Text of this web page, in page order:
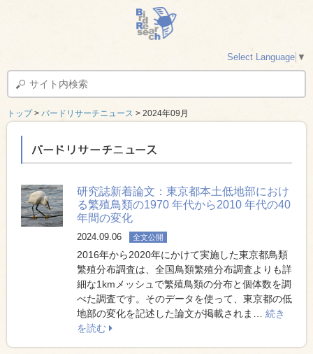
トップ> バードリサーチニュース > 2024年09月
研究誌新着論文：東京都本土低地部におけ
る繁殖鳥類の1970 年代から2010 年代の40
年間の変化
2024.09.06 全文公開
2016年から2020年にかけて実施した東京都鳥類
繁殖分布調査は、全国鳥類繁殖分布調査よりも詳
細な1kmメッシュで繁殖鳥類の分布と個体数を調
べた調査です。そのデータを使って、東京都の低
地部の変化を記述した論文が掲載されま… 続き
を読む
Select Language ▼